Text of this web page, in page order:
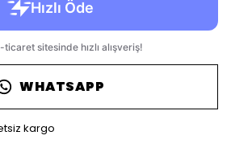
WHATSAPP
kargo